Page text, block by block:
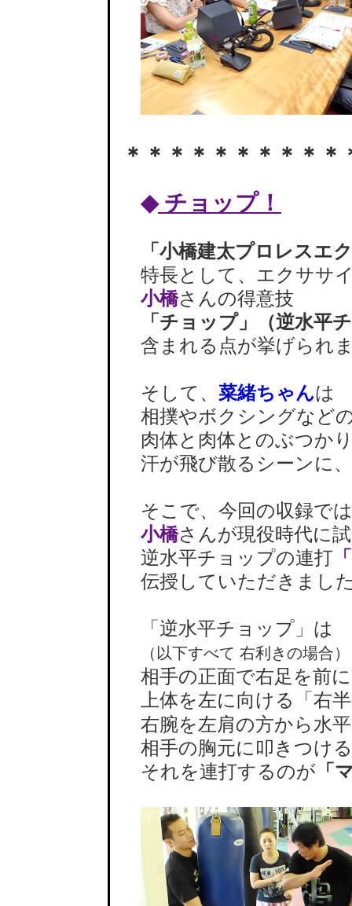
＊＊＊＊＊＊＊＊＊
◆チョップ！
「小橋建太プロレスエ
特長として、エクササ
小橋さんの得意技
「チョップ」（逆水平
含まれる点が挙げられ
そして、 菜緒ちゃんは
相撲やボクシングなど
肉体と肉体とのぶつか
汗が飛び散るシーンに
そこで、今回の収録で
小橋さんが現役時代に
逆水平チョップの連打
伝授していただきまし
「逆水平チョップ」は
（以下すべて 右利きの場合）
相手の正面で右足を前
上体を左に向ける「右
右腕を左肩の方から水
相手の胸元に叩きつけ
それを連打するのが 「